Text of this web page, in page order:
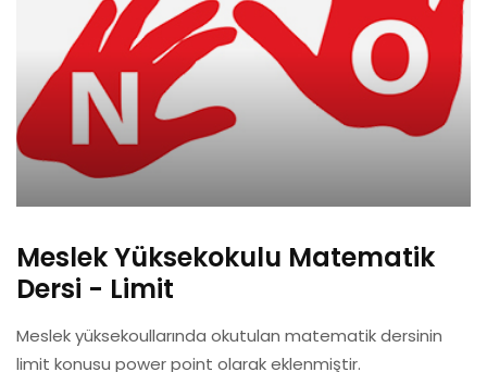
Meslek Yüksekokulu Matematik
Dersi - Limit
Meslek yüksekoullarında okutulan matematik dersinin
limit konusu power point olarak eklenmiştir.